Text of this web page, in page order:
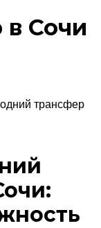
в Сочи
трансфер